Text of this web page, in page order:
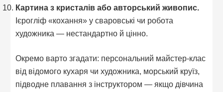
Картина з кристалів або авторський живопис.
Ієрогліф «кохання» у сваровські чи робота
художника — нестандартно й цінно.
Окремо варто згадати: персональний майстер-клас
від відомого кухаря чи художника, морський круїз,
підводне плавання з інструктором — якщо дівчина